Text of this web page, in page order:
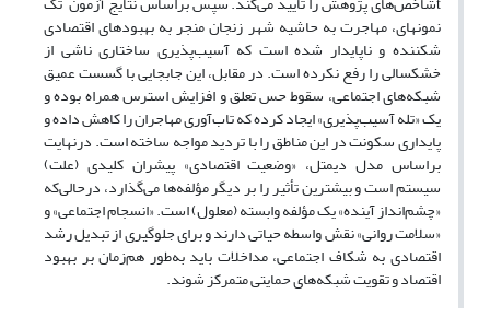
نمونه­ای، مهاجرت به حاشیه شهر زنجان منجر به بهبودهای اقتصادی
شکننده و ناپایدار شده است که آسیب‌پذیری ساختاری ناشی از
خشکسالی را رفع نکرده است. در مقابل، این جابجایی با گسست عمیق
شبکه‌های اجتماعی، سقوط حس تعلق و افزایش استرس همراه بوده و
یک «تله آسیب‌پذیری» ایجاد کرده که تاب‌آوری مهاجران را کاهش داده و
پایداری سکونت در این مناطق را با تردید مواجه ساخته است. درنهایت
براساس مدل دیمتل، «وضعیت اقتصادی» پیشران کلیدی (علت)
سیستم است و بیشترین تأثیر را بر دیگر مؤلفه‌ها می‌گذارد، درحالی‌که
«چشم‌انداز آینده» یک مؤلفه وابسته (معلول) است. «انسجام اجتماعی» و
«سلامت روانی» نقش واسطه حیاتی دارند و برای جلوگیری از تبدیل رشد
اقتصادی به شکاف اجتماعی، مداخلات باید به‌طور هم‌زمان بر بهبود
اقتصاد و تقویت شبکه‌های حمایتی متمرکز شوند.